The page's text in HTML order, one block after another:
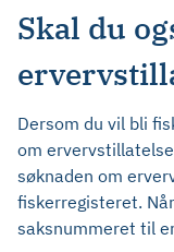
Skal du
Dersom du vil bli
om
søknaden om
fiskerregisteret.
saksnummeret til